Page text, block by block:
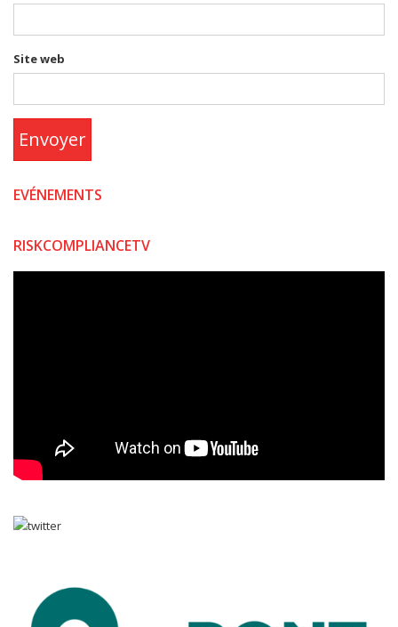
Site web
Envoyer
EVÉNEMENTS
RISKCOMPLIANCETV